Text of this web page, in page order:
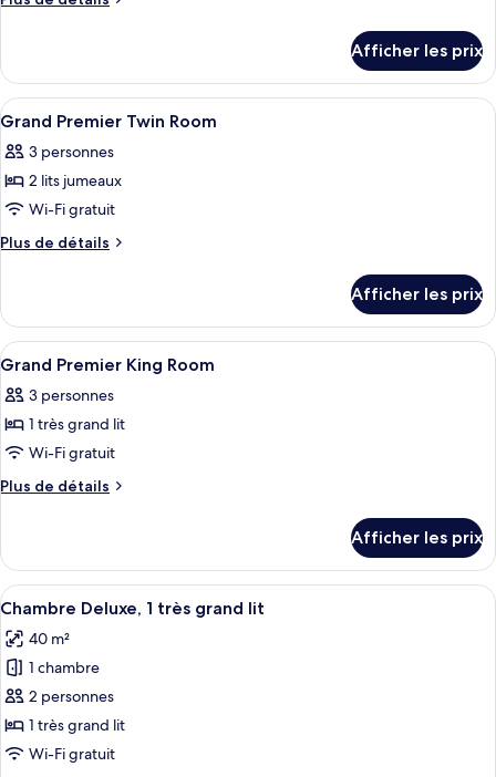
chambre :
Deluxe
Suite
Deluxe
Suite
Afficher les prix
Afficher
toutes
les
photos
pour
ce
chambre :
Grand
Premier
Twin
Room
Une chambre d’hôtel avec un
4
Grand Premier Twin Room
3 personnes
2 lits jumeaux
Wi-Fi gratuit
Plus de détails
Plus
Grand
Premier
Twin
Afficher les prix
Afficher
toutes
les
photos
pour
ce
chambre :
Grand
Premier
King
Room
Une chambre d’hôtel avec un lit, un
4
Grand Premier King Room
3 personnes
1 très grand lit
Wi-Fi gratuit
Plus de détails
Plus
Grand
Premier
King
Afficher les prix
Afficher
toutes
les
photos
pour
ce
type
Une chambre d’hôtel avec un grand
6
Chambre Deluxe, 1 très grand lit
40 m²
1 chambre
2 personnes
1 très grand lit
Wi-Fi gratuit